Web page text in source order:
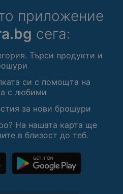
приложение
сега:
Търси продукти и
си с помощта на
с любими
за нови брошури
На нашата карта ще
в близост до теб.